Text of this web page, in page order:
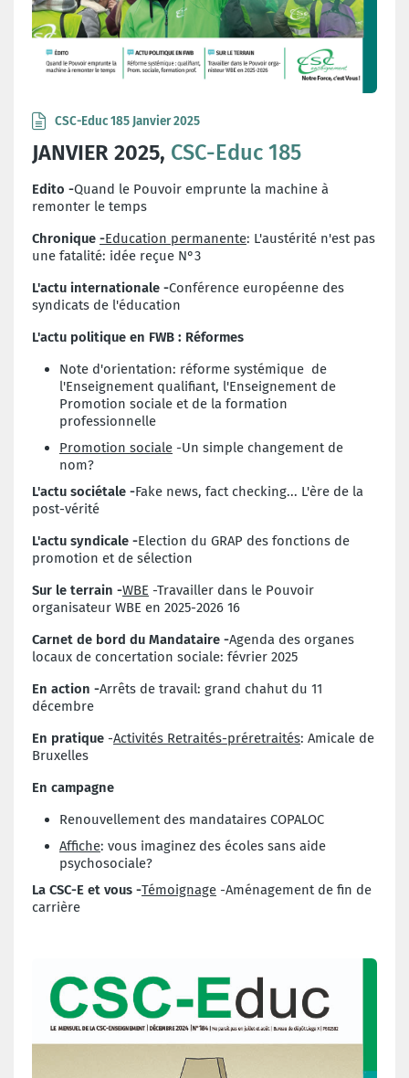
CSC-Educ 185 Janvier 2025
JANVIER 2025, CSC-Educ 185
Edito -Quand le Pouvoir emprunte la machine à
remonter le temps
Chronique -Education permanente: L'austérité n'est pas
une fatalité: idée reçue N°3
L'actu internationale -Conférence européenne des
syndicats de l'éducation
L'actu politique en FWB : Réformes
Note d'orientation: réforme systémique de
l'Enseignement qualifiant, l'Enseignement de
Promotion sociale et de la formation
professionnelle
Promotion sociale -Un simple changement de
nom?
L'actu sociétale -Fake news, fact checking... L'ère de la
post-vérité
L'actu syndicale -Election du GRAP des fonctions de
promotion et de sélection
Sur le terrain -WBE -Travailler dans le Pouvoir
organisateur WBE en 2025-2026 16
Carnet de bord du Mandataire -Agenda des organes
locaux de concertation sociale: février 2025
En action -Arrêts de travail: grand chahut du 11
décembre
En pratique -Activités Retraités-préretraités: Amicale de
Bruxelles
En campagne
Renouvellement des mandataires COPALOC
Affiche: vous imaginez des écoles sans aide
psychosociale?
La CSC-E et vous -Témoignage -Aménagement de fin de
carrière